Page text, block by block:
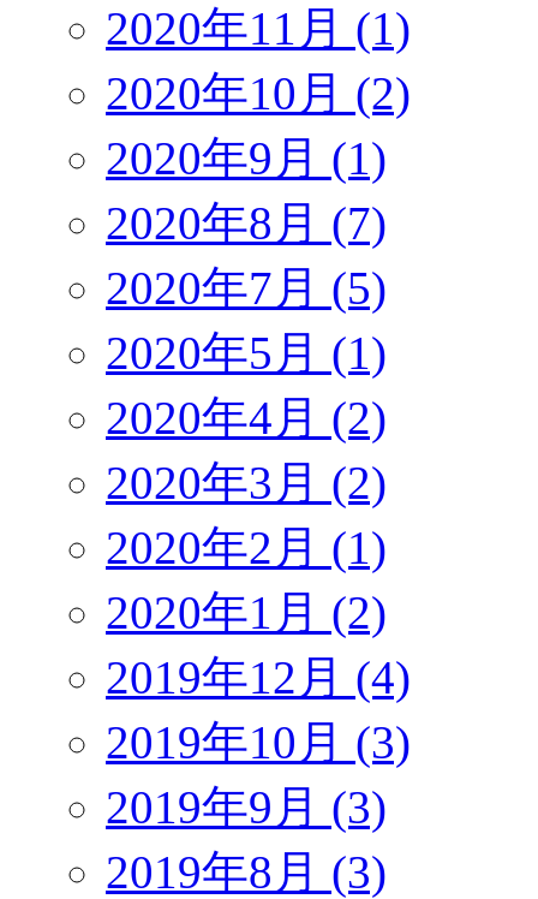
2020年11月 (1)
2020年10月 (2)
2020年9月 (1)
2020年8月 (7)
2020年7月 (5)
2020年5月 (1)
2020年4月 (2)
2020年3月 (2)
2020年2月 (1)
2020年1月 (2)
2019年12月 (4)
2019年10月 (3)
2019年9月 (3)
2019年8月 (3)